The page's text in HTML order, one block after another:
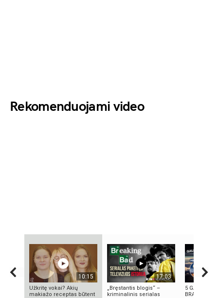
Rekomenduojami video
10:15
Užkritę vokai? Akių
makiažo receptas būtent
17:03
„Bręstantis blogis“ –
kriminalinis serialas
5